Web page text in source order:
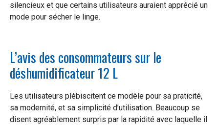
silencieux et que certains utilisateurs auraient apprécié un
mode pour sécher le linge.
L’avis des consommateurs sur le
déshumidificateur 12 L
Les utilisateurs plébiscitent ce modèle pour sa praticité,
sa modernité, et sa simplicité d’utilisation. Beaucoup se
disent agréablement surpris par la rapidité avec laquelle il